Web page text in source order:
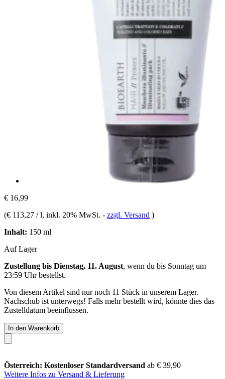
€ 16,99
(€ 113,27 / l, inkl. 20% MwSt. - zzgl. Versand )
Inhalt: 150 ml
Auf Lager
Zustellung bis Dienstag, 11. August, wenn du bis Sonntag um
23:59 Uhrbestellst.
Von diesem Artikel sind nur noch 11 Stück in unserem Lager.
Nachschub ist unterwegs! Falls mehr bestellt wird, könnte dies das
Zustelldatum beeinflussen.
In den Warenkorb
Österreich: Kostenloser Standardversand ab € 39,90
Weitere Infos zu Versand & Lieferung